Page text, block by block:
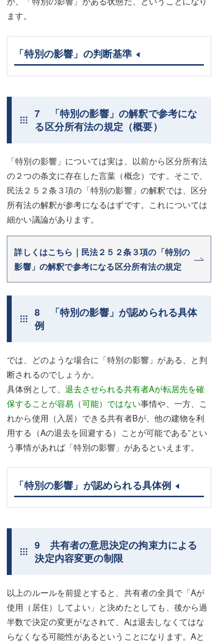
ます。
「特別の影響」の判断基準
7 「特別の影響」の解釈で参考にな
る区分所有法の規定（概要）
「特別の影響」については実は、以前から区分所有法
の２つの条文に存在した言葉（概念）です。そこで、
民法２５２条３項の「特別の影響」の解釈では、区分
所有法の解釈が参考になるはずです。これについては
細かい議論があります。
詳しくはこちら｜民法２５２条３項の「特別の
影響」の解釈で参考になる区分所有法の規定
8 「特別の影響」が認められる具体
例
では、どのような場合に「特別の影響」がある、と判
断されるのでしょうか。
具体例として、退去させられる共有者Aが転居先を確
保することが容易（可能）ではない事情や、一方、こ
れから使用（入居）できる共有者Bが、他の建物を利
用する（Aの退去を回避する）ことが可能である”とい
う事情があれば「特別の影響」があるといえます。
「特別の影響」が認められる具体例
9 共有者の意思決定の拘束力による
決定内容変更の制限
以上のルールを前提とすると、共有者の全員で「Aが
使用（居住）してよい」と決めたとしても、後から過
半数で決定の変更がなされて、Aは退去しなくてはな
らなくなる可能性があるということになります。Aと